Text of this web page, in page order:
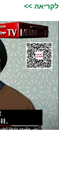
לקריאה >>